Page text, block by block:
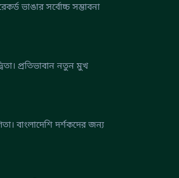
ভাঙার সর্বোচ্চ সম্ভাবনা
প্রতিভাবান নতুন মুখ
বাংলাদেশি দর্শকদের জন্য